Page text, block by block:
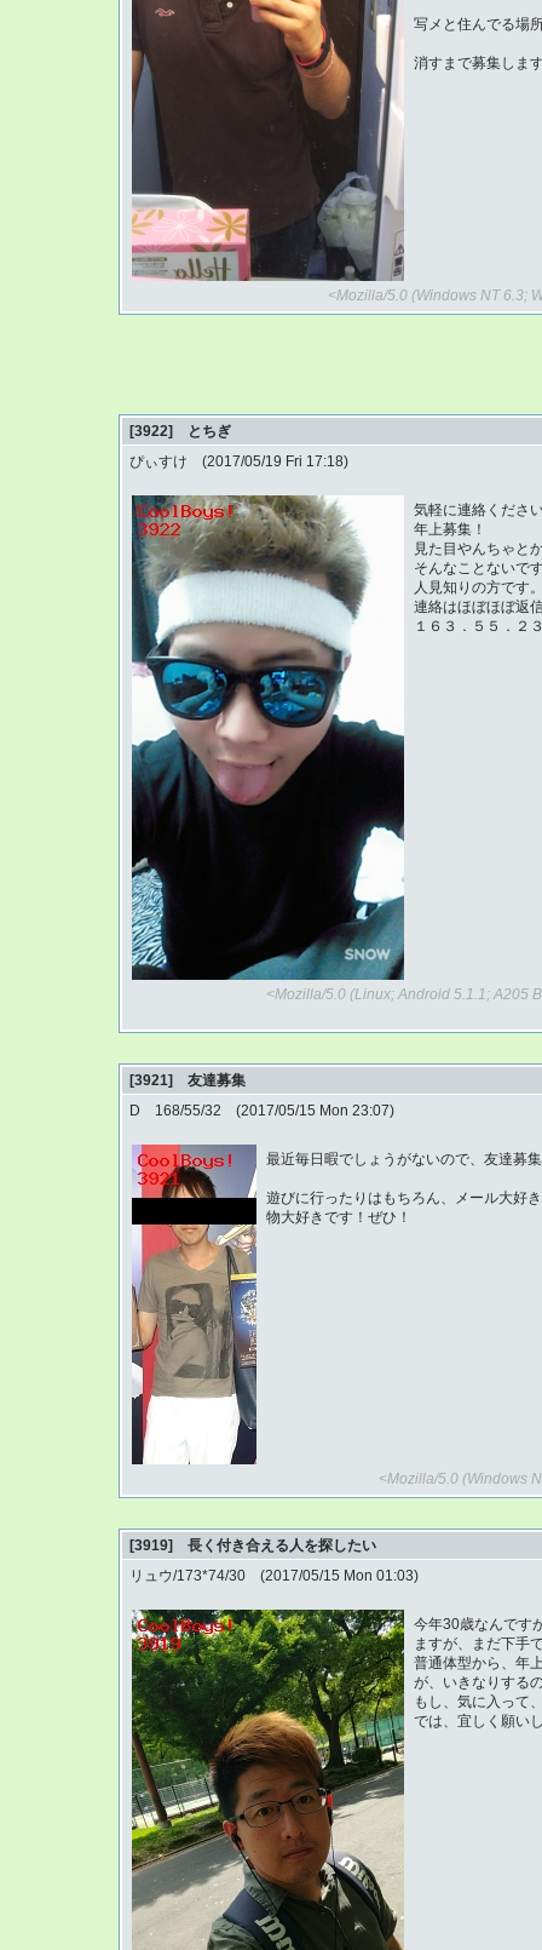
写メと住んでる場
消すまで募集しま
<Mozilla/5.0 (Windows NT 6.3;
[3922] とちぎ
ぴぃすけ (2017/05/19 Fri 17:18)
気軽に連絡くださ
年上募集！
見た目やんちゃと
そんなことないで
人見知りの方です
連絡はほぼほぼ返
１６３．５５．２
<Mozilla/5.0 (Linux; Android 5.1.1; A205
[3921] 友達募集
D 168/55/32 (2017/05/15 Mon 23:07)
最近毎日暇でしょうがないので、友達募
遊びに行ったりはもちろん、メール大好
物大好きです！ぜひ！
<Mozilla/5.0 (Windows
[3919] 長く付き合える人を探したい
リュウ/173*74/30 (2017/05/15 Mon 01:03)
今年30歳なんです
ますが、まだ下手
普通体型から、年
が、いきなりする
もし、気に入って
では、宜しく願い